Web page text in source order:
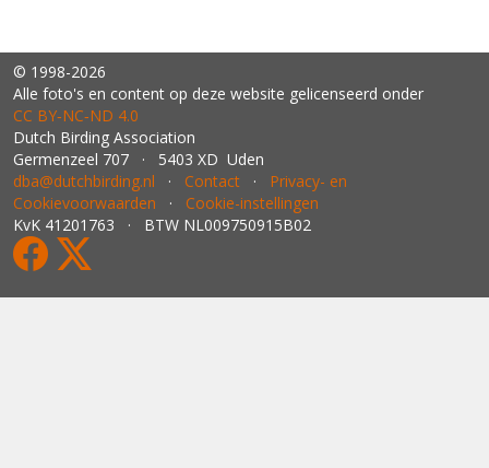
© 1998-2026
Alle foto's en content op deze website gelicenseerd onder
CC BY‑NC‑ND 4.0
Dutch Birding Association
Germenzeel 707 · 5403 XD Uden
dba@dutchbirding.nl · Contact · Privacy- en
Cookievoorwaarden · Cookie-instellingen
KvK 41201763 · BTW NL009750915B02